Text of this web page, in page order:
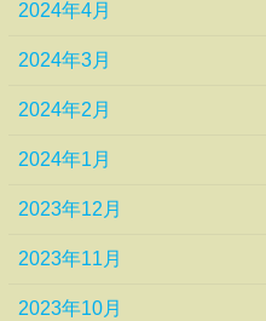
2024年4月
2024年3月
2024年2月
2024年1月
2023年12月
2023年11月
2023年10月